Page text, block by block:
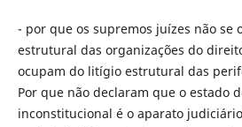
- por que os supremos juízes não se
estrutural das organizações do
ocupam do litígio estrutural das
Por que não declaram que o estado
inconstitucional é o aparato